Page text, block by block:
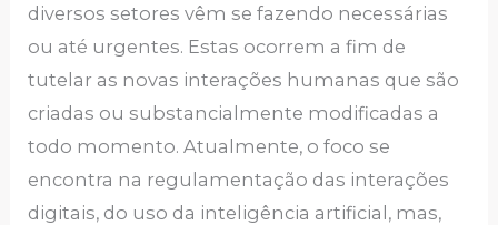
diversos setores vêm se fazendo necessárias
ou até urgentes. Estas ocorrem a fim de
tutelar as novas interações humanas que são
criadas ou substancialmente modificadas a
todo momento. Atualmente, o foco se
encontra na regulamentação das interações
digitais, do uso da inteligência artificial, mas,